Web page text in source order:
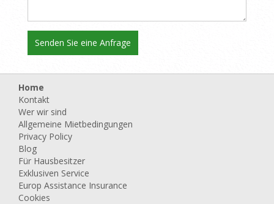
Home
Kontakt
Wer wir sind
Allgemeine Mietbedingungen
Privacy Policy
Blog
Für Hausbesitzer
Exklusiven Service
Europ Assistance Insurance
Cookies